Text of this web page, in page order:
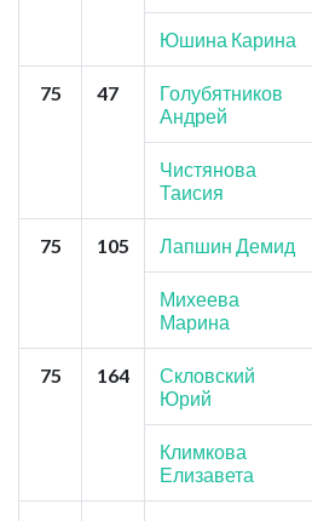
Юшина Карина
75 47
Голубятников
Андрей
Чистянова
Таисия
75 105 Лапшин Демид
Михеева
Марина
75 164
Скловский
Юрий
Климкова
Елизавета